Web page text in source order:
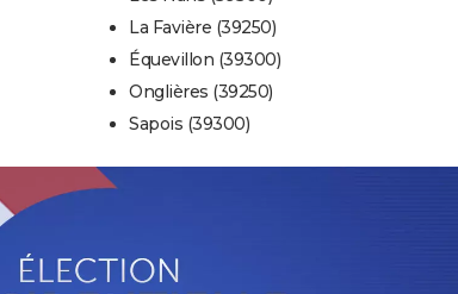
La Favière (39250)
Équevillon (39300)
Onglières (39250)
Sapois (39300)